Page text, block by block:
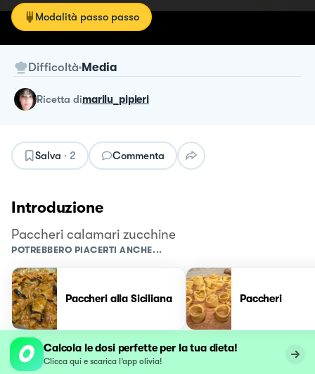
Modalità passo passo
Difficoltà Media
ricetta dimarilu_pipieri
Salva · 2 Commenta
Introduzione
Paccheri calamari zucchine
POTREBBERO PIACERTI ANCHE...
Paccheri alla Siciliana Paccheri
Calcola le dosi perfette per la tua dieta!
Clicca qui e scarica l’app olivia!